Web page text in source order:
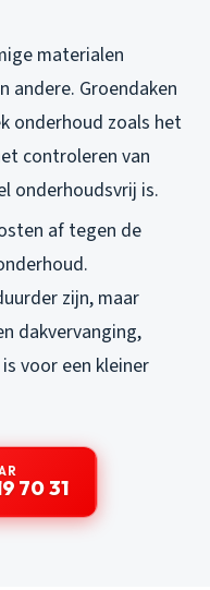
materialen
andere. Groendaken
onderhoud zoals het
controleren van
onderhoudsvrij is.
af tegen de
zijn, maar
dakvervanging,
voor een kleiner
70 31